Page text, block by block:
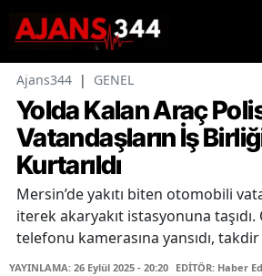
Ajans344 | GENEL
Yolda Kalan Araç
Vatandaşların İş
Kurtarıldı
Mersin’de yakıtı biten otomobili
iterek akaryakıt istasyonuna
telefonu kamerasına yansıdı, takdir
YAYINLAMA: 26 Eylül 2025 - 20:20 EDİTÖR: Haber